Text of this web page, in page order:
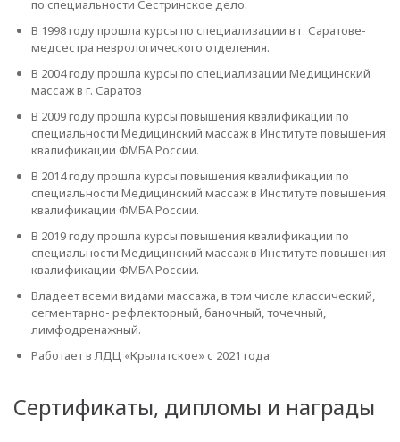
по специальности Сестринское дело.
В 1998 году прошла курсы по специализации в г. Саратове-
медсестра неврологического отделения.
В 2004 году прошла курсы по специализации Медицинский
массаж в г. Саратов
В 2009 году прошла курсы повышения квалификации по
специальности Медицинский массаж в Институте повышения
квалификации ФМБА России.
В 2014 году прошла курсы повышения квалификации по
специальности Медицинский массаж в Институте повышения
квалификации ФМБА России.
В 2019 году прошла курсы повышения квалификации по
специальности Медицинский массаж в Институте повышения
квалификации ФМБА России.
Владеет всеми видами массажа, в том числе классический,
сегментарно- рефлекторный, баночный, точечный,
лимфодренажный.
Работает в ЛДЦ «Крылатское» с 2021 года
Сертификаты, дипломы и награды